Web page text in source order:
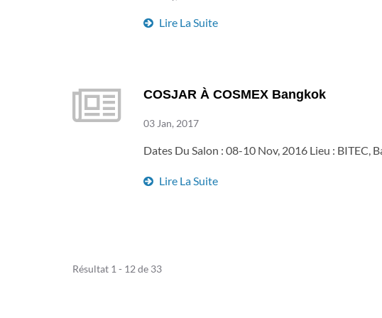
Lire La Suite
COSJAR À COSMEX Bangkok
03 Jan, 2017
Dates Du Salon : 08-10 Nov, 2016 Lieu : BITEC,
Lire La Suite
Résultat 1 - 12 de 33